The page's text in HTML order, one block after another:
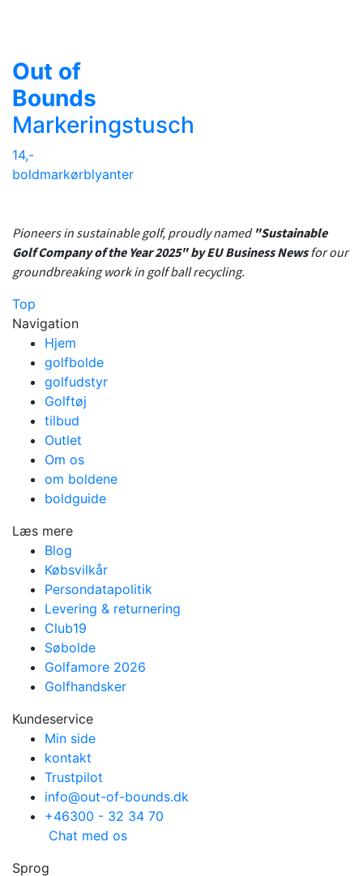
Out of
Bounds
Markeringstusch
14,-
boldmarkørblyanter
Pioneers in sustainable golf, proudly named "Sustainable
Golf Company of the Year 2025" by EU Business Newsfor our
groundbreaking work in golf ball recycling.
Top
Navigation
Hjem
golfbolde
golfudstyr
Golftøj
tilbud
Outlet
Om os
om boldene
boldguide
Læs mere
Blog
Købsvilkår
Persondatapolitik
Levering & returnering
Club19
Søbolde
Golfamore 2026
Golfhandsker
Kundeservice
Min side
kontakt
Trustpilot
info@out-of-bounds.dk
+46300 - 32 34 70
Chat med os
Sprog